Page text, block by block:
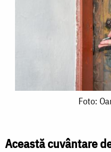
Foto:
Această cuvântare